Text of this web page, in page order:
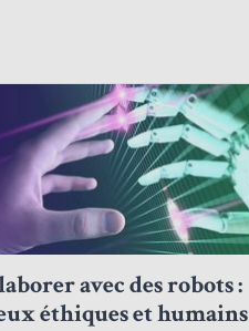
avec des robots :
éthiques et humains